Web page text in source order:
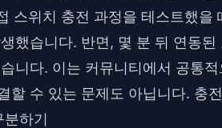
스위치 충전 과정을 테스트했을
했습니다. 반면, 몇 분 뒤 연동
니다. 이는 커뮤니티에서 공통
할 수 있는 문제도 아닙니다. 충
하기